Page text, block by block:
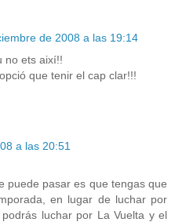
de 2008 a las 19:14
no ets així!!
que tenir el cap clar!!!
a las 20:51
puede pasar es que tengas que
en lugar de luchar por
luchar por La Vuelta y el